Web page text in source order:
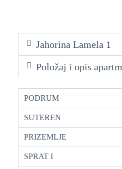
Jahorina Lamela 1
Položaj i opis
PODRUM
SUTEREN
PRIZEMLJE
SPRAT I